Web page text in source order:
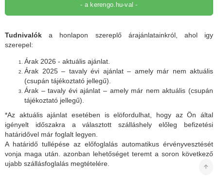
- a kerengo.hu-val -
Tudnivalók a honlapon szereplő árajánlatainkról, ahol igy
szerepel:
Árak 2026 - aktuális ajánlat.
Árak 2025 – tavaly évi ajánlat – amely már nem aktuális
(csupán tájékoztató jellegű).
Árak – tavaly évi ajánlat – amely már nem aktuális (csupán
tájékoztató jellegű).
*Az aktuális ajánlat esetében is elöfordulhat, hogy az Ön által
igényelt időszakra a választott szálláshely előleg befizetési
határidővel már foglalt legyen.
A határidő tullépése az előfoglalás automatikus érvényvesztését
vonja maga után. azonban lehetőséget teremt a soron következő
ujabb szállásfoglalás megtételére.